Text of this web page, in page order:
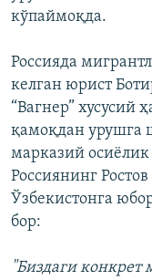
кўпаймоқда.
Россияда
келган юрист
“Вагнер”
қамоқдан урушга
марказий
Россиянинг
Ўзбекистонга
бор:
"Биздаги